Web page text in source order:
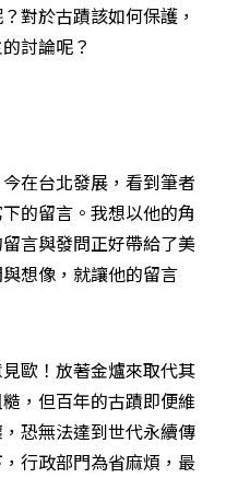
對於古蹟該如何保護，
討論呢？
在台北發展，看到筆者
的留言。我想以他的角
言與發問正好帶給了美
想像，就讓他的留言
歐！放著金爐來取代其
，但百年的古蹟即便維
恐無法達到世代永續傳
行政部門為省麻煩，最